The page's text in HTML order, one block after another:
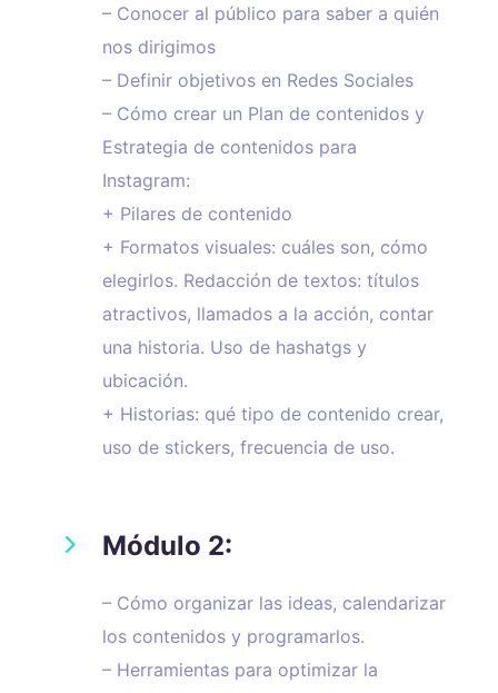
– Conocer al público para saber a quién
nos dirigimos
– Definir objetivos en Redes Sociales
– Cómo crear un Plan de contenidos y
Estrategia de contenidos para
Instagram:
+ Pilares de contenido
+ Formatos visuales: cuáles son, cómo
elegirlos. Redacción de textos: títulos
atractivos, llamados a la acción, contar
una historia. Uso de hashatgs y
ubicación.
+ Historias: qué tipo de contenido crear,
uso de stickers, frecuencia de uso.
5 Módulo 2:
– Cómo organizar las ideas, calendarizar
los contenidos y programarlos.
– Herramientas para optimizar la